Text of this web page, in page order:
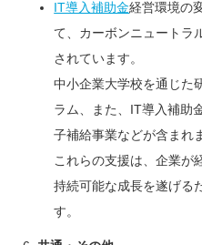
IT導入補助金経営環境の
て、カーボンニュートラ
されています。
中小企業大学校を通じた
ラム、また、IT導入補助
子補給事業などが含まれ
これらの支援は、企業が
持続可能な成長を遂げる
す。